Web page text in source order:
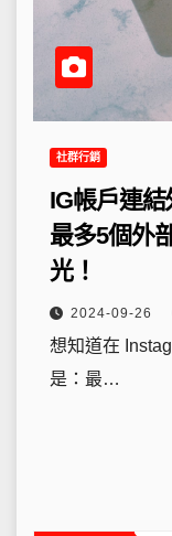
社群行銷
IG帳戶連
最多5個外
光！
2024-09-26
想知道在
是：最…